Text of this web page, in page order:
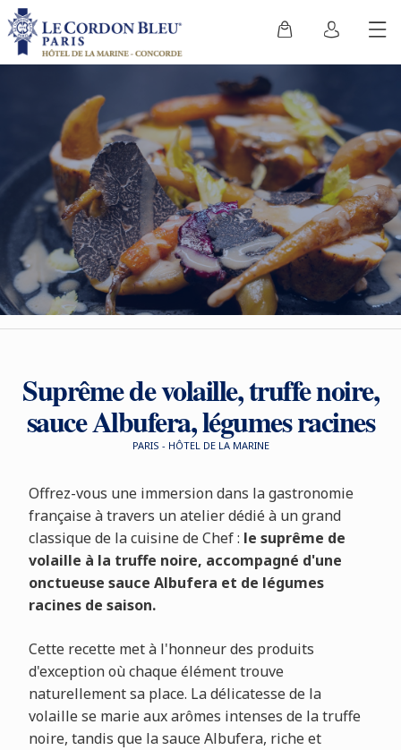
Suprême de volaille, truffe noire,
sauce Albufera, légumes racines
PARIS - HÔTEL DE LA MARINE
Offrez-vous une immersion dans la gastronomie
française à travers un atelier dédié à un grand
classique de la cuisine de Chef : le suprême de
volaille à la truffe noire, accompagné d'une
onctueuse sauce Albufera et de légumes
racines de saison.
Cette recette met à l'honneur des produits
d'exception où chaque élément trouve
naturellement sa place. La délicatesse de la
volaille se marie aux arômes intenses de la truffe
noire, tandis que la sauce Albufera, riche et